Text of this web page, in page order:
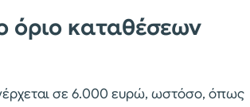
όριο καταθέσεων
σε 6.000 ευρώ, ωστόσο, όπως